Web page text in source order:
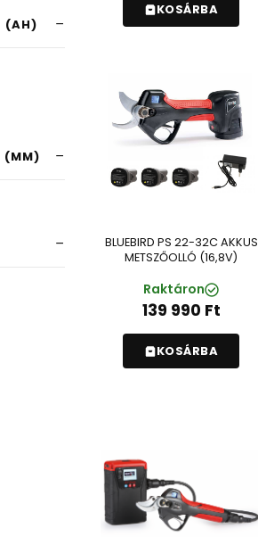
(AH)
(MM)
KOSÁRBA
BLUEBIRD PS 22-32C AKKUS
METSZŐOLLÓ (16,8V)
Raktáron
139 990 Ft
KOSÁRBA